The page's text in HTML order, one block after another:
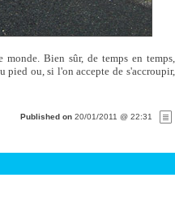
Bien sûr, de temps en temps,
pied ou, si l'on accepte de s'accroupir,
Published on 20/01/2011 @ 22:31